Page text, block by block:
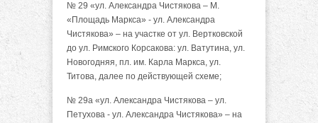
№ 29 «ул. Александра Чистякова – М.
«Площадь Маркса» - ул. Александра
Чистякова» – на участке от ул. Вертковской
до ул. Римского Корсакова: ул. Ватутина, ул.
Новогодняя, пл. им. Карла Маркса, ул.
Титова, далее по действующей схеме;
№ 29а «ул. Александра Чистякова – ул.
Петухова - ул. Александра Чистякова» – на